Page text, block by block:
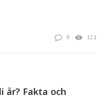
0 121
år? Fakta och